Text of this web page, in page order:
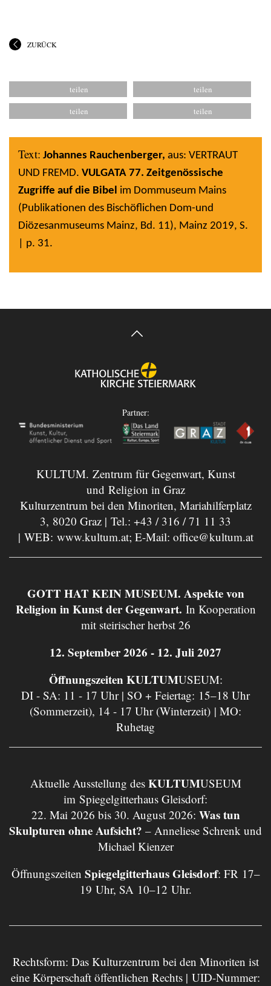
ZURÜCK
Text: Johannes Rauchenberger, aus: VERTRAUT
UND FREMD. VULGATA 77. Zeitgenössische
Zugriffe auf die Bibel im Dommuseum Mains
(Publikationen des Bischöflichen Dom-und
Diözesanmuseums Mainz, Bd. 11), Mainz 2019, S.
| p. 31.
Partner:
KULTUM. Zentrum für Gegenwart, Kunst
und Religion in Graz
Kulturzentrum bei den Minoriten, Mariahilferplatz
3, 8020 Graz | Tel.: +43 / 316 / 71 11 33
| WEB: www.kultum.at; E-Mail: office@kultum.at
GOTT HAT KEIN MUSEUM. Aspekte von
Religion in Kunst der Gegenwart. In Kooperation
mit steirischer herbst 26
12. September 2026 - 12. Juli 2027
Öffnungszeiten KULTUMUSEUM:
DI - SA: 11 - 17 Uhr | SO + Feiertag: 15–18 Uhr
(Sommerzeit), 14 - 17 Uhr (Winterzeit) | MO:
Ruhetag
Aktuelle Ausstellung des KULTUMUSEUM
im Spiegelgitterhaus Gleisdorf:
22. Mai 2026 bis 30. August 2026: Was tun
Skulpturen ohne Aufsicht? – Anneliese Schrenk und
Michael Kienzer
Öffnungszeiten Spiegelgitterhaus Gleisdorf: FR 17–
19 Uhr, SA 10–12 Uhr.
Rechtsform: Das Kulturzentrum bei den Minoriten ist
eine Körperschaft öffentlichen Rechts | UID-Nummer: